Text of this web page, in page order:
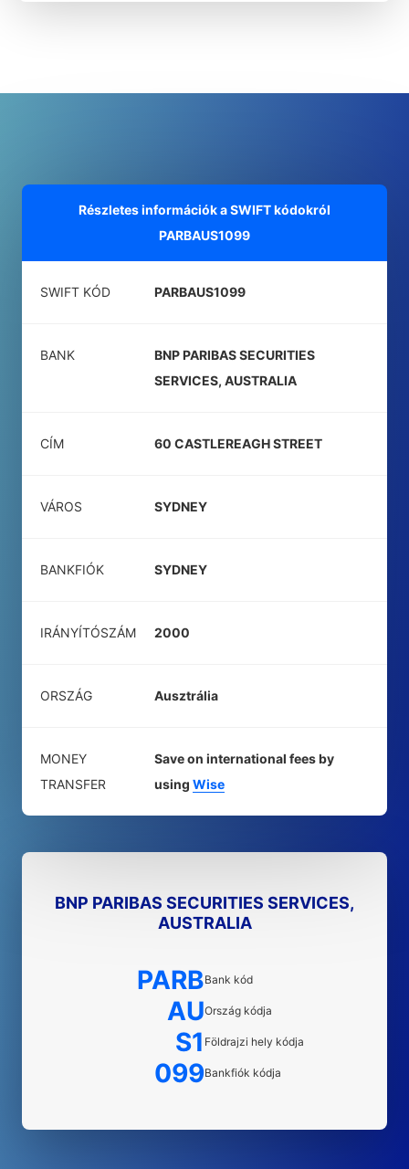
Részletes információk a SWIFT kódokról
PARBAUS1099
SWIFT KÓD PARBAUS1099
BANK
BNP PARIBAS SECURITIES
SERVICES, AUSTRALIA
CÍM 60 CASTLEREAGH STREET
VÁROS SYDNEY
BANKFIÓK SYDNEY
IRÁNYÍTÓSZÁM 2000
ORSZÁG Ausztrália
MONEY
TRANSFER
Save on international fees by
using Wise
BNP PARIBAS SECURITIES SERVICES,
AUSTRALIA
PARBBank kód
AUOrszág kódja
S1 Földrajzi hely kódja
099Bankfiók kódja